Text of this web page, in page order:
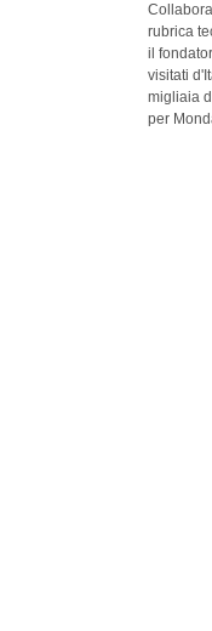
rubrica
il
visitati
migliaia
per